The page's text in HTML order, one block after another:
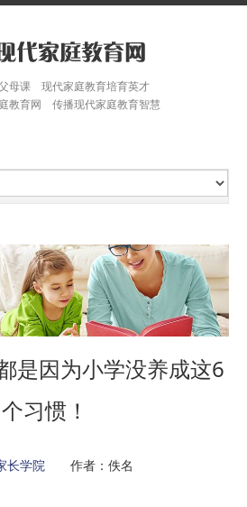
母课 现代家庭教育培育英才
教育网 传播现代家庭教育智慧
是因为小学没养成这6
个习惯！
长学院 作者：佚名